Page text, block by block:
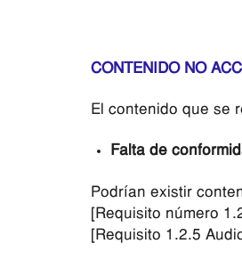
CONTENIDO NO
El contenido que se
Falta de
Podrían existir
[Requisito número
[Requisito 1.2.5